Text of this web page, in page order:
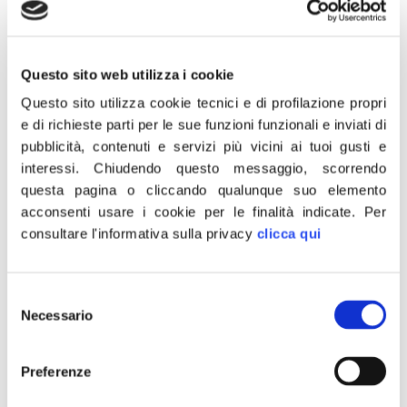
Questo sito web utilizza i cookie
Questo sito utilizza cookie tecnici e di profilazione propri
e di richieste parti per le sue funzioni funzionali e inviati di
pubblicità, contenuti e servizi più vicini ai tuoi gusti e
interessi.Chiudendo questo messaggio, scorrendo
questa pagina o cliccando qualunque suo elemento
acconsenti usare i cookie per le finalità indicate. Per
consultare l'informativa sulla privacy clicca qui
delNecessario
Preferenze
carteggio dipartimento
(video)
Fratelli d’Italia è stato coraggioso nel denunciare la